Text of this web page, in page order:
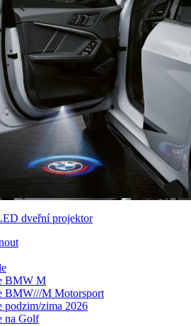
dveřní projektor
BMW M
BMW///M Motorsport
podzim/zima 2026
na Golf